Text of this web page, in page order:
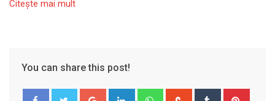
Citeşte mai mult
You can share this post!
Google+ LinkedIn WhatsappStumbleUpon
Tumblr